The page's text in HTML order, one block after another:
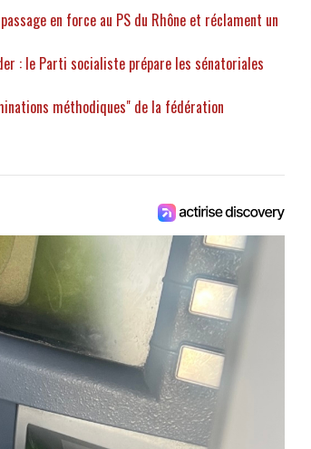
en force au PS du Rhône et réclament un
: le Parti socialiste prépare les sénatoriales
méthodiques" de la fédération